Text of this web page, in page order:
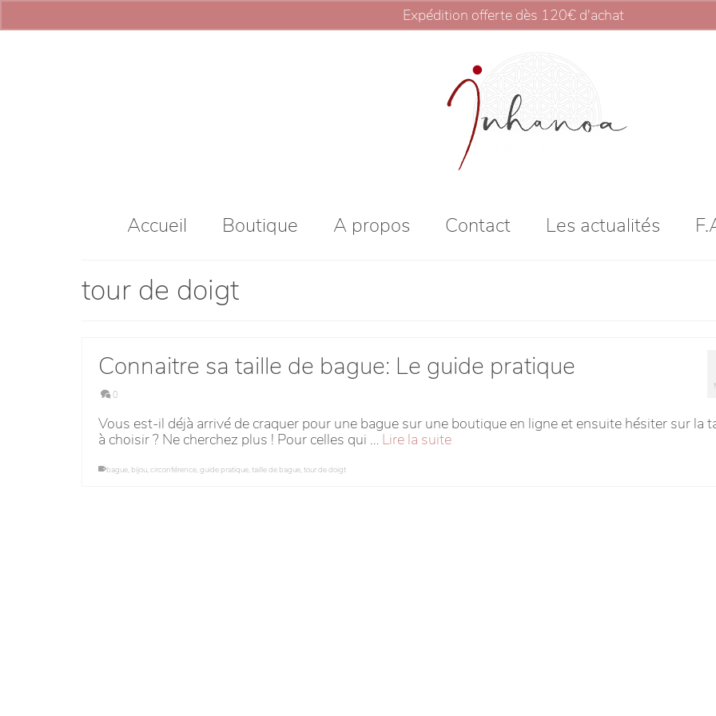
Expédition offerte dès 120€ d'achat
Accueil Boutique A propos Contact Les actualités
tour de doigt
Connaitre sa taille de bague: Le guide pratique
0
Vous est-il déjà arrivé de craquer pour une bague sur une boutique en ligne et ensuite hésiter sur la
à choisir ? Ne cherchez plus ! Pour celles qui … Lire la suite
bague, bijou,circonférence,guide pratique,taille de bague,tour de doigt